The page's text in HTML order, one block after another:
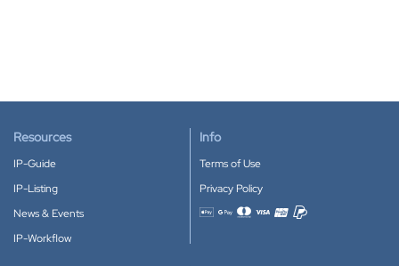
Resources
IP-Guide
IP-Listing
News & Events
IP-Workflow
Info
Terms of Use
Privacy Policy
Accepted payment methods